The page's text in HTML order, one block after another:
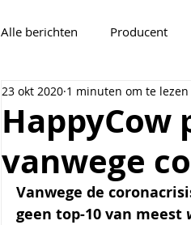
Alle berichten Producent
Vacatures Algemeen
HappyCow
vanwege
23 okt 2020 1 minuten om te lezen
Vanwege de
geen top-10 van meest